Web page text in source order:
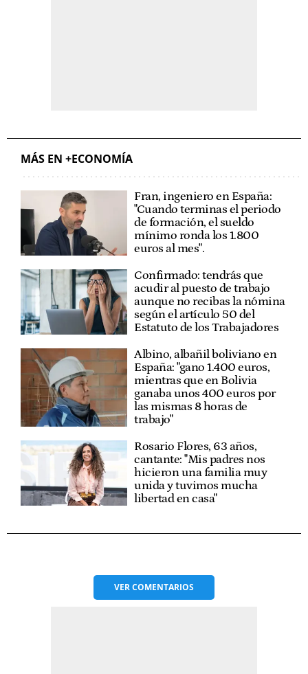
MÁS EN +ECONOMÍA
Fran, ingeniero en España:
"Cuando terminas el periodo
de formación, el sueldo
mínimo ronda los 1.800
euros al mes".
Confirmado: tendrás que
acudir al puesto de trabajo
aunque no recibas la nómina
según el artículo 50 del
Estatuto de los Trabajadores
Albino, albañil boliviano en
España: "gano 1.400 euros,
mientras que en Bolivia
ganaba unos 400 euros por
las mismas 8 horas de
trabajo"
Rosario Flores, 63 años,
cantante: "Mis padres nos
hicieron una familia muy
unida y tuvimos mucha
libertad en casa"
VERCOMENTARIOS